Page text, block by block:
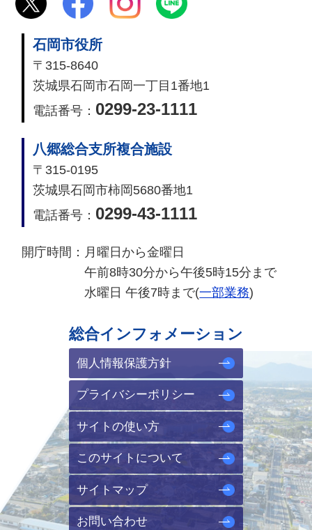
石岡市役所
〒315-8640
茨城県石岡市石岡一丁目1番地1
電話番号： 0299-23-1111
八郷総合支所複合施設
〒315-0195
茨城県石岡市柿岡5680番地1
電話番号： 0299-43-1111
開庁時間： 月曜日から金曜日
午前8時30分から午後5時15分まで
水曜日 午後7時まで(一部業務)
総合インフォメーション
個人情報保護方針
プライバシーポリシー
サイトの使い方
このサイトについて
サイトマップ
お問い合わせ